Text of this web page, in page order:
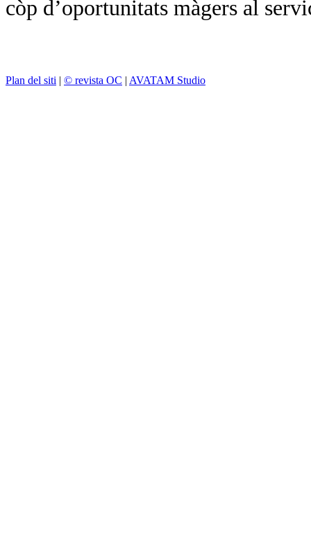
còp d’oportunitats màgers al
Plan del siti | © revista OC | AVATAM Studio